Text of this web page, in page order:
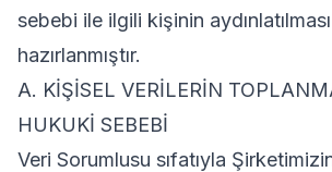
sebebi ile ilgili kişinin
hazırlanmıştır.
A. KİŞİSEL VERİLERİN
HUKUKİ SEBEBİ
Veri Sorumlusu sıfatıyla